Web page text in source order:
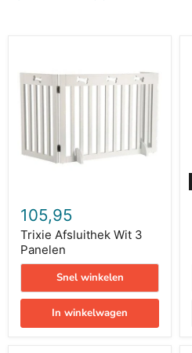
Wit
Panelen
105,95
Trixie Afsluithek Wit 3
Panelen
Snel winkelen
In winkelwagen